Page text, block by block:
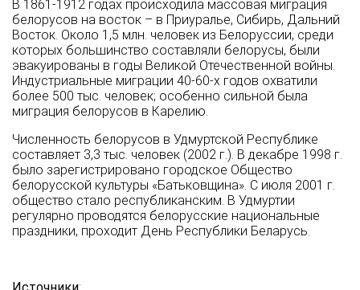
В 1861-1912 годах происходила массовая миграция
белорусов на восток – в Приуралье, Сибирь, Дальний
Восток. Около 1,5 млн. человек из Белоруссии, среди
которых большинство составляли белорусы, были
эвакуированы в годы Великой Отечественной войны.
Индустриальные миграции 40-60-х годов охватили
более 500 тыс. человек; особенно сильной была
миграция белорусов в Карелию.
Численность белорусов в Удмуртской Республике
составляет 3,3 тыс. человек (2002 г.). В декабре 1998 г.
было зарегистрировано городское Общество
белорусской культуры «Батьковщина». С июля 2001 г.
общество стало республиканским. В Удмуртии
регулярно проводятся белорусские национальные
праздники, проходит День Республики Беларусь.